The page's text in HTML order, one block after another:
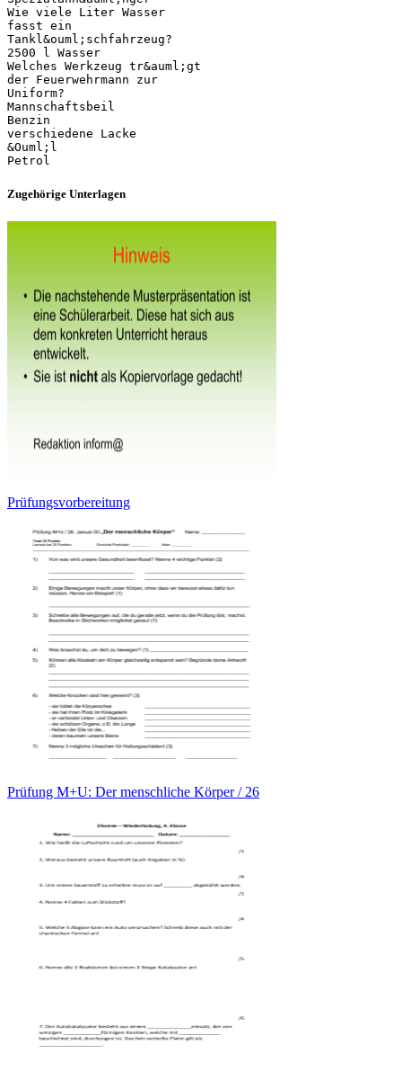
Wie viele Liter Wasser
fasst ein
Tankl&ouml;schfahrzeug?
2500 l Wasser
Welches Werkzeug tr&auml;gt
der Feuerwehrmann zur
Uniform?
Mannschaftsbeil
Benzin
verschiedene Lacke
&Ouml;l
Zugehörige Unterlagen
Prüfungsvorbereitung
Prüfung M+U: Der menschliche Körper / 26